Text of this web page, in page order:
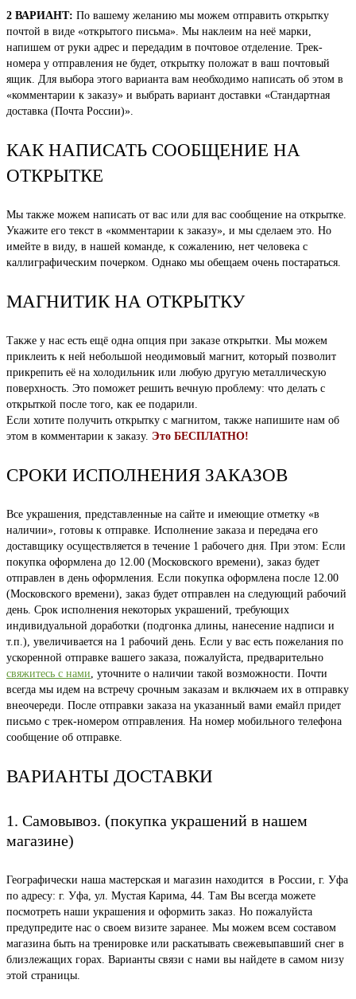
2 ВАРИАНТ: По вашему желанию мы можем отправить открытку
почтой в виде «открытого письма». Мы наклеим на неё марки,
напишем от руки адрес и передадим в почтовое отделение. Трек-
номера у отправления не будет, открытку положат в ваш почтовый
ящик. Для выбора этого варианта вам необходимо написать об этом в
«комментарии к заказу» и выбрать вариант доставки «Стандартная
доставка (Почта России)».
КАК НАПИСАТЬ СООБЩЕНИЕ НА
ОТКРЫТКЕ
Мы также можем написать от вас или для вас сообщение на открытке.
Укажите его текст в «комментарии к заказу», и мы сделаем это. Но
имейте в виду, в нашей команде, к сожалению, нет человека с
каллиграфическим почерком. Однако мы обещаем очень постараться.
МАГНИТИК НА ОТКРЫТКУ
Также у нас есть ещё одна опция при заказе открытки. Мы можем
приклеить к ней небольшой неодимовый магнит, который позволит
прикрепить её на холодильник или любую другую металлическую
поверхность. Это поможет решить вечную проблему: что делать с
открыткой после того, как ее подарили.
Если хотите получить открытку с магнитом, также напишите нам об
этом в комментарии к заказу. Это БЕСПЛАТНО!
СРОКИ ИСПОЛНЕНИЯ ЗАКАЗОВ
Все украшения, представленные на сайте и имеющие отметку «в
наличии», готовы к отправке. Исполнение заказа и передача его
доставщику осуществляется в течение 1 рабочего дня. При этом: Если
покупка оформлена до 12.00 (Московского времени), заказ будет
отправлен в день оформления. Если покупка оформлена после 12.00
(Московского времени), заказ будет отправлен на следующий рабочий
день. Срок исполнения некоторых украшений, требующих
индивидуальной доработки (подгонка длины, нанесение надписи и
т.п.), увеличивается на 1 рабочий день. Если у вас есть пожелания по
ускоренной отправке вашего заказа, пожалуйста, предварительно
свяжитесь с нами, уточните о наличии такой возможности. Почти
всегда мы идем на встречу срочным заказам и включаем их в отправку
внеочереди. После отправки заказа на указанный вами емайл придет
письмо с трек-номером отправления. На номер мобильного телефона
сообщение об отправке.
ВАРИАНТЫ ДОСТАВКИ
1. Самовывоз. (покупка украшений в нашем
магазине)
Географически наша мастерская и магазин находится в России, г. Уфа
по адресу: г. Уфа, ул. Мустая Карима, 44. Там Вы всегда можете
посмотреть наши украшения и оформить заказ. Но пожалуйста
предупредите нас о своем визите заранее. Мы можем всем составом
магазина быть на тренировке или раскатывать свежевыпавший снег в
близлежащих горах. Варианты связи с нами вы найдете в самом низу
этой страницы.